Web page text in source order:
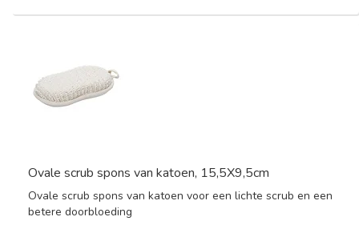
Ovale scrub spons van katoen, 15,5X9,5cm
Ovale scrub spons van katoen voor een lichte scrub en een
betere doorbloeding